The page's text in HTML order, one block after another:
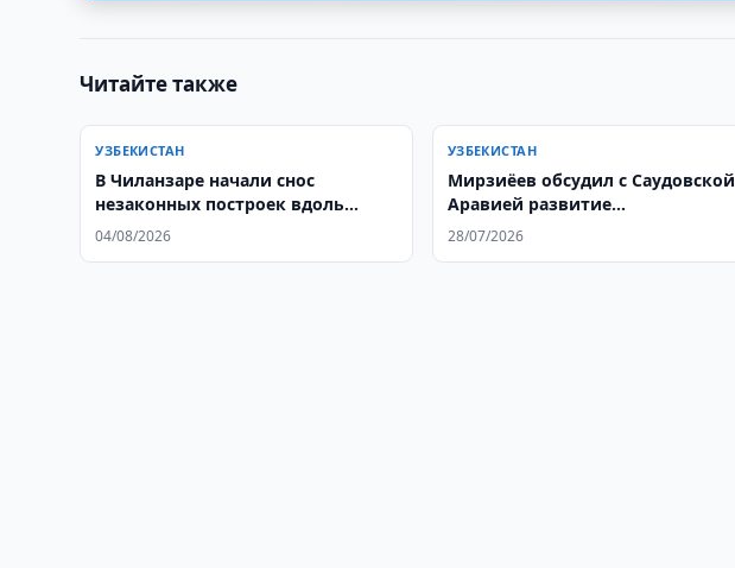
Читайте также
УЗБЕКИСТАН
В Чиланзаре начали снос
незаконных построек вдоль
Катартала
04/08/2026
УЗБЕКИСТАН
Мирзиёев обсудил с Саудовской
Аравией развитие
здравоохранения
28/07/2026